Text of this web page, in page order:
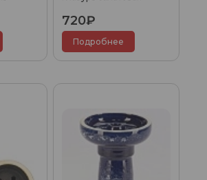
720₽
Подробнее